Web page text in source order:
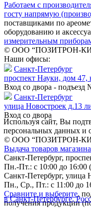
Работаем с
госту напрямую
поставщиками по
оборудованию и
измерительным
© ООО “ПОЗИТРОН-
Наши офисы:
Санкт-Петербург
проспект Науки, дом 47,
Вход со двора - подъезд
Санкт-Петербург
улица Новостроек д.13
Вход со двора
Используя сайт, Вы
персональных данных и
© ООО “ПОЗИТРОН-
Выдача товаров
Санкт-Петербург,
Пн.-Пт.: с 10:00 до 16:00
Санкт-Петербург, улица
Пн., Ср., Пт.: с 11:00 до
Сравните и выберите,
получения продукции
в Санкт-Петербурге,